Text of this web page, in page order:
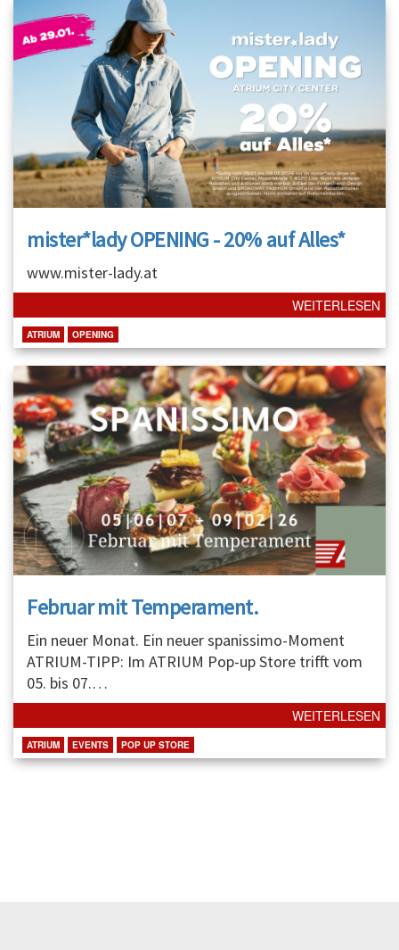
mister*lady OPENING - 20% auf Alles*
www.mister-lady.at
WEITERLESEN
ATRIUM OPENING
Februar mit Temperament.
Ein neuer Monat. Ein neuer spanissimo-Moment
ATRIUM-TIPP: Im ATRIUM Pop-up Store trifft vom
05. bis 07.…
WEITERLESEN
ATRIUM EVENTS POP UP STORE